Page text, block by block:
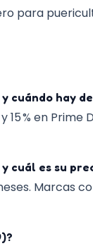
para
cuándo hay
% en
cuál es su
Marcas